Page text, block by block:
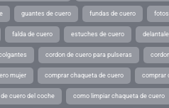
guantes de cuero fundas de cuero
falda de cuero estuches de cuero
cordon de cuero para pulseras
mujer comprar chaqueta de cuero comprar
cuero del coche como limpiar chaqueta de cuero